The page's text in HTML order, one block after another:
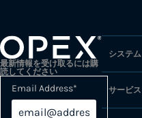
最新情報を受け取るには購
読してください
Email Address*
システム
サービス